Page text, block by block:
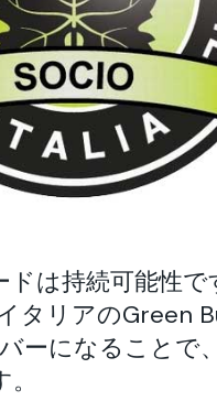
は持続可能性で
タリアのGreen
ーになることで